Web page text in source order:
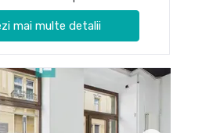
mai multe detalii